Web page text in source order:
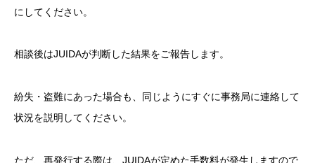
にしてください。
相談後はJUIDAが判断した結果をご報告します。
紛失・盗難にあった場合も、同じようにすぐに事務局に連絡して
状況を説明してください。
ただ、再発行する際は、JUIDAが定めた手数料が発生しますので